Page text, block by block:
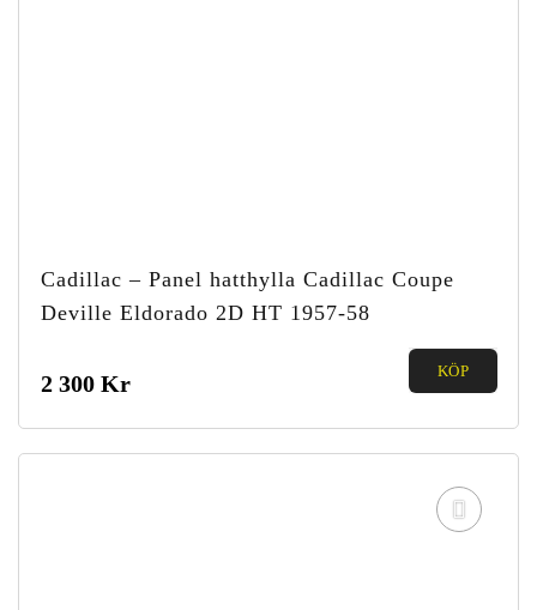
Cadillac – Panel hatthylla Cadillac Coupe
Deville Eldorado 2D HT 1957-58
0.00
5
2 300 Kr KÖP